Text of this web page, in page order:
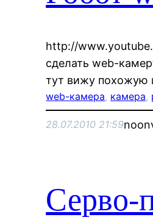
http://
сделать web-
тут вижу похожую
web-камера, камера,
28.07.2010 21:59
Серво-